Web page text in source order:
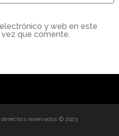
y web en este
que comente.
reservados © 2023